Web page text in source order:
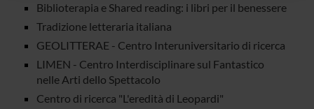
raccolto dal tuo utilizzo dei loro servizi.
Biblioterapia e Shared reading: i libri per il benessere
Tradizione letteraria italiana
GEOLITTERAE - Centro Interuniversitario di ricerca
LIMEN - Centro Interdisciplinare sul Fantastico
nelle Arti dello Spettacolo
Centro di ricerca "L'eredità di Leopardi"